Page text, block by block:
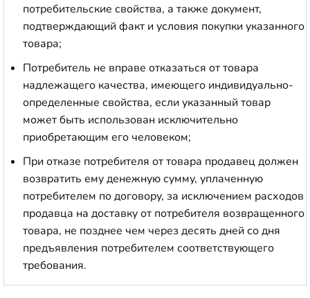
потребительские свойства, а также документ,
подтверждающий факт и условия покупки указанного
товара;
Потребитель не вправе отказаться от товара
надлежащего качества, имеющего индивидуально-
определенные свойства, если указанный товар
может быть использован исключительно
приобретающим его человеком;
При отказе потребителя от товара продавец должен
возвратить ему денежную сумму, уплаченную
потребителем по договору, за исключением расходов
продавца на доставку от потребителя возвращенного
товара, не позднее чем через десять дней со дня
предъявления потребителем соответствующего
требования.